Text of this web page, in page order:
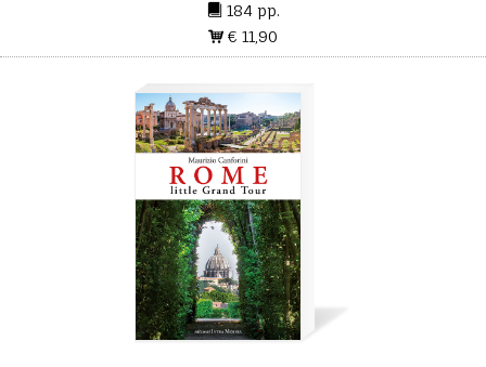
184 pp.
€ 11,90